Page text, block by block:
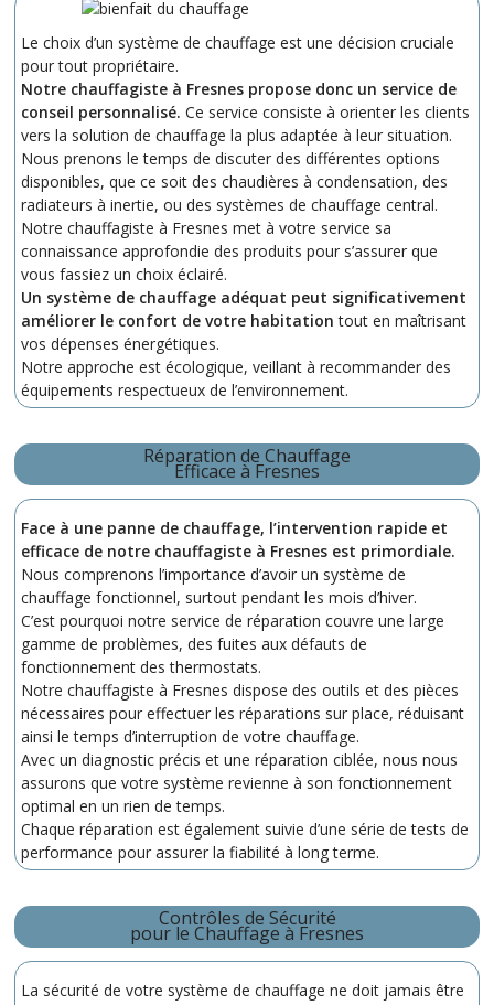
Le choix d’un système de chauffage est une décision cruciale
pour tout propriétaire.
Notre chauffagiste à Fresnes propose donc un service de
conseil personnalisé. Ce service consiste à orienter les clients
vers la solution de chauffage la plus adaptée à leur situation.
Nous prenons le temps de discuter des différentes options
disponibles, que ce soit des chaudières à condensation, des
radiateurs à inertie, ou des systèmes de chauffage central.
Notre chauffagiste à Fresnes met à votre service sa
connaissance approfondie des produits pour s’assurer que
vous fassiez un choix éclairé.
Un système de chauffage adéquat peut significativement
améliorer le confort de votre habitation tout en maîtrisant
vos dépenses énergétiques.
Notre approche est écologique, veillant à recommander des
équipements respectueux de l’environnement.
Réparation de Chauffage
Efficace à Fresnes
Face à une panne de chauffage, l’intervention rapide et
efficace de notre chauffagiste à Fresnes est primordiale.
Nous comprenons l’importance d’avoir un système de
chauffage fonctionnel, surtout pendant les mois d’hiver.
C’est pourquoi notre service de réparation couvre une large
gamme de problèmes, des fuites aux défauts de
fonctionnement des thermostats.
Notre chauffagiste à Fresnes dispose des outils et des pièces
nécessaires pour effectuer les réparations sur place, réduisant
ainsi le temps d’interruption de votre chauffage.
Avec un diagnostic précis et une réparation ciblée, nous nous
assurons que votre système revienne à son fonctionnement
optimal en un rien de temps.
Chaque réparation est également suivie d’une série de tests de
performance pour assurer la fiabilité à long terme.
Contrôles de Sécurité
pour le Chauffage à Fresnes
La sécurité de votre système de chauffage ne doit jamais être